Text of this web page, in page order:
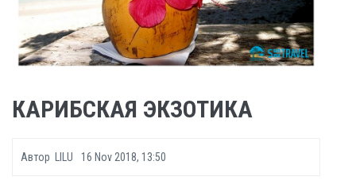
КАРИБСКАЯ ЭКЗОТИКА
Автор LILU 16 Nov 2018, 13:50